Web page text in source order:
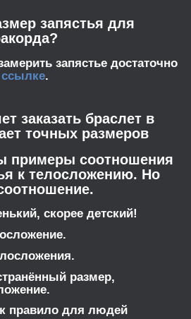
запястья для
запястье достаточно
.
заказать браслет в
точных размеров
примеры соотношения
к телосложению. Но
скорее детский!
размер,
правило для людей